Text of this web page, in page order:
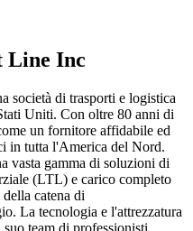
Line Inc
società di trasporti e logistica
Uniti. Con oltre 80 anni di
un fornitore affidabile ed
in tutta l'America del Nord.
vasta gamma di soluzioni di
(LTL) e carico completo
catena di
La tecnologia e l'attrezzatura
team di professionisti